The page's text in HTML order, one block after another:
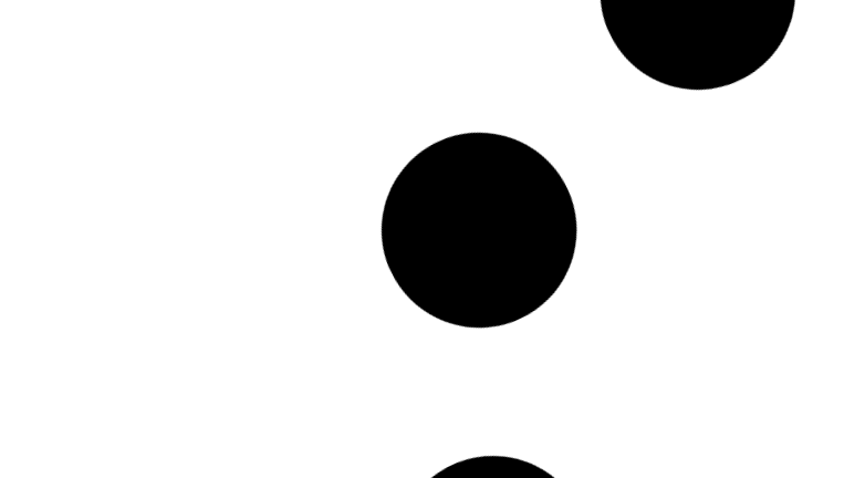
CREMA INTIMA MAHU
$36.000 56.000